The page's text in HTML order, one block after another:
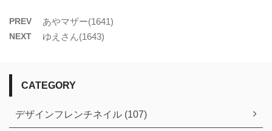
PREV あやマザー(1641)
NEXT ゆえさん(1643)
CATEGORY
デザインフレンチネイル (107)